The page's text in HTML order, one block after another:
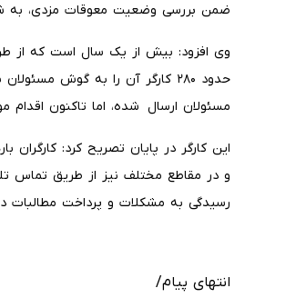
ضمن بررسی وضعیت معوقات مزدی، به
وی افزود: بیش از یک سال است که از
حدود ۲۸۰ کارگر آن را به گوش
مسئولان ارسال شده، اما تاکنون
این کارگر در پایان تصریح کرد: کارگران
و در مقاطع مختلف نیز از طریق تماس
رسیدگی به مشکلات و پرداخت مطالبات
انتهای پیام/